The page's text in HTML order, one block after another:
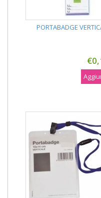
PORTABADGE